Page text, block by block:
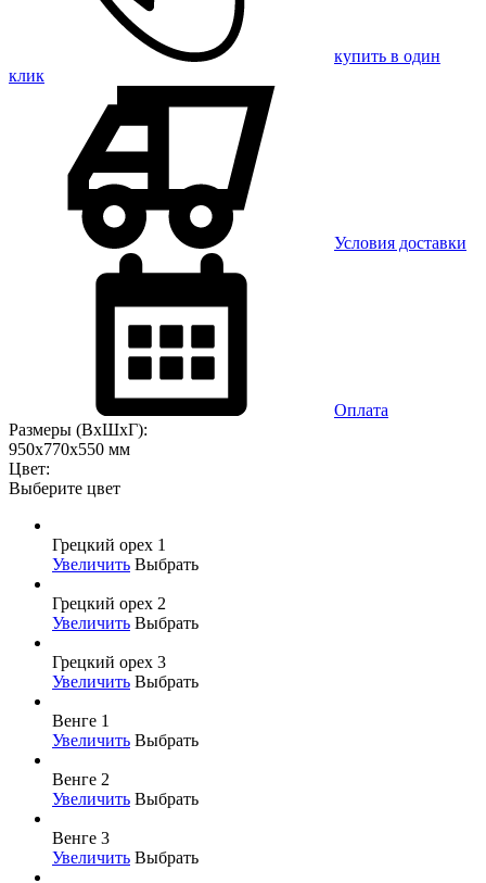
купить в один
клик
Условия доставки
Оплата
Размеры (ВхШхГ):
950х770х550 мм
Цвет:
Выберите цвет
Грецкий орех 1
Увеличить Выбрать
Грецкий орех 2
Увеличить Выбрать
Грецкий орех 3
Увеличить Выбрать
Венге 1
Увеличить Выбрать
Венге 2
Увеличить Выбрать
Венге 3
Увеличить Выбрать